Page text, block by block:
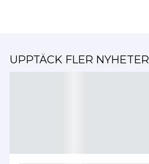
UPPTÄCK FLER NYHETER